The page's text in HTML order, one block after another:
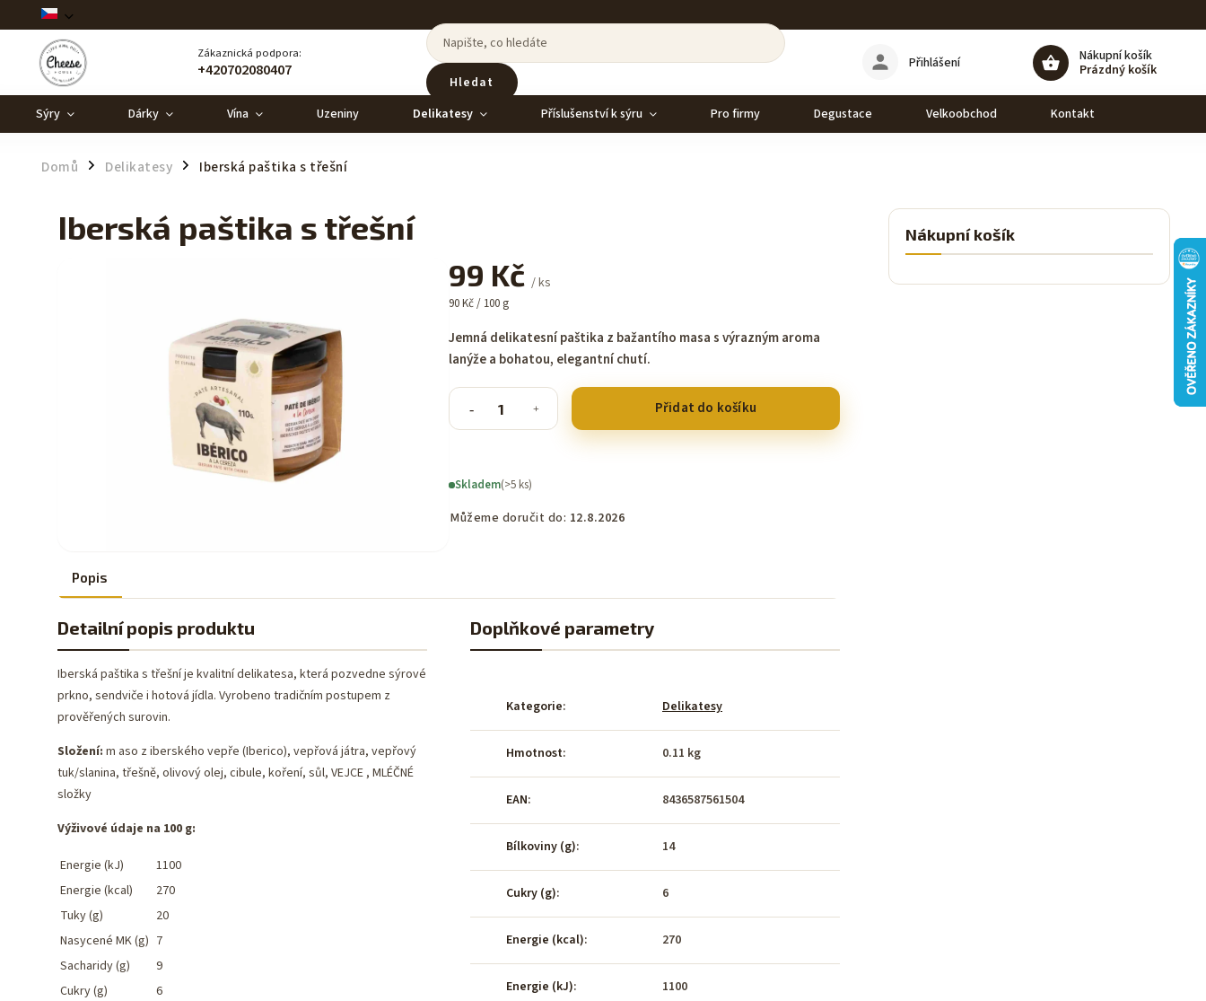
Zákaznická podpora:
+420702080407
Hledat
Nákupní košík
Prázdný košík
Přihlášení
Sýry Dárky Vína Uzeniny Delikatesy Příslušenství k sýru Pro firmy Degustace Velkoobchod Kontakt
Domů / Delikatesy / Iberská paštika s třešní
Nákupní košík
Iberská paštika s třešní
99 Kč / ks
90 Kč / 100 g
Skladem(>5 ks)
Můžeme doručit do: 12.8.2026
Přidat do košíku
Jemná delikatesní paštika z bažantího masa s výrazným aroma
lanýže a bohatou, elegantní chutí.
Popis
Detailní popis produktu
Iberská paštika s třešní je kvalitní delikatesa, která pozvedne sýrové
prkno, sendviče i hotová jídla. Vyrobeno tradičním postupem z
prověřených surovin.
Složení: m aso z iberského vepře (Iberico), vepřová játra, vepřový
tuk/slanina, třešně, olivový olej, cibule, koření, sůl, VEJCE , MLÉČNÉ
složky
Výživové údaje na 100 g:
Energie (kJ)
1100
Energie (kcal)
270
Tuky (g)
20
Nasycené MK (g) 7
Sacharidy (g)
9
Cukry (g)
6
Doplňkové parametry
Kategorie: Delikatesy
Hmotnost: 0.11 kg
EAN: 8436587561504
Bílkoviny (g): 14
Cukry (g): 6
Energie (kcal): 270
Energie (kJ): 1100